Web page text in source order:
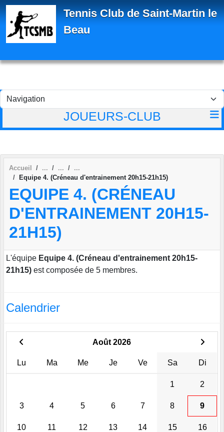
Tennis Club de Saint-Martin le
Beau
JOUEURS-CLUB
Accueil
Equipe 4. (Créneau d'entrainement 20h15-21h15)
EQUIPE 4. (CRÉNEAU
D'ENTRAINEMENT 20H15-
21H15)
L'équipe Equipe 4. (Créneau d'entrainement 20h15-
21h15) est composée de 5 membres.
Calendrier
Août 2026
Lu Ma Me Je Ve Sa Di
1 2
3 4 5 6 7 8 9
10 11 12 13 14 15 16
Panneau de gestion des cookies